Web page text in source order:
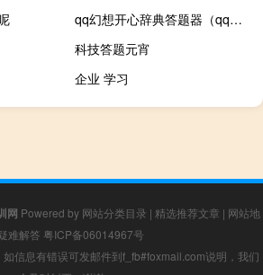
qq幻想开心辞典答题器（qq幻想开心辞典）
科技答题元宵
企业 学习
网 Powered by 网站分类目录 | 精选推荐文章 | 网站地
难解答 粤ICP备06014967号
信息有错误可发邮件到f_fb#foxmail.com说明，我们